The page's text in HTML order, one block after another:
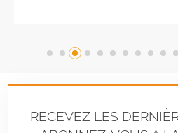
RECEVEZ LES